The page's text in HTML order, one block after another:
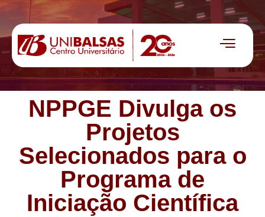
NPPGE Divulga os
Projetos
Selecionados para o
Programa de
Iniciação Científica